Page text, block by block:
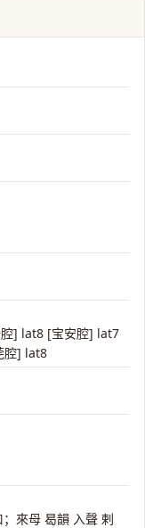
] lat8 [宝安腔] lat7
腔] lat8
來母 曷韻 入聲 剌